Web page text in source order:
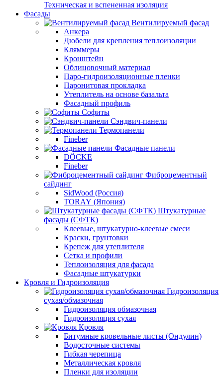
Техническая и вспененная изоляция
Фасады
Вентилируемый фасад
Анкера
Дюбели для крепления теплоизоляции
Кляммеры
Кронштейн
Облицовочный материал
Паро-гидроизоляционные пленки
Паронитовая прокладка
Утеплитель на основе базальта
Фасадный профиль
Софиты
Сэндвич-панели
Термопанели
Fineber
Фасадные панели
DÖCKE
Fineber
Фиброцементный
сайдинг
SidWood (Россия)
TORAY (Япония)
Штукатурные
фасады (СФТК)
Клеевые, штукатурно-клеевые смеси
Краски, грунтовки
Крепеж для утеплителя
Сетка и профили
Теплоизоляция для фасада
Фасадные штукатурки
Кровля и Гидроизоляция
Гидроизоляция
сухая/обмазочная
Гидроизоляция обмазочная
Гидроизоляция сухая
Кровля
Битумные кровельные листы (Ондулин)
Водосточные системы
Гибкая черепица
Металлическая кровля
Пленки для изоляции